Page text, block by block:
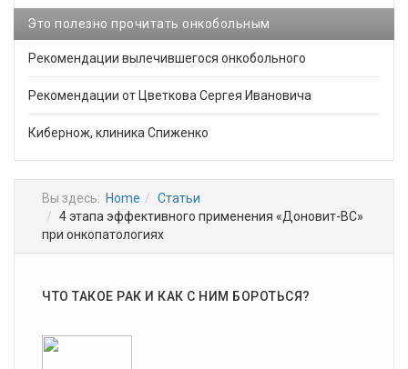
Это полезно прочитать онкобольным
Рекомендации вылечившегося онкобольного
Рекомендации от Цветкова Сергея Ивановича
Кибернож, клиника Спиженко
Вы здесь: Home
Статьи
4 этапа эффективного применения «Доновит-ВС»
при онкопатологиях
ЧТО ТАКОЕ РАК И КАК С НИМ БОРОТЬСЯ?